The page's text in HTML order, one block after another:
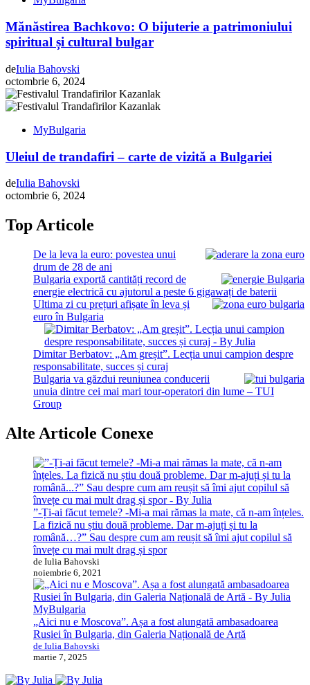
Mănăstirea Bachkovo: O bijuterie a patrimoniului
spiritual și cultural bulgar
deIulia Bahovski
octombrie 6, 2024
MyBulgaria
Uleiul de trandafiri – carte de vizită a Bulgariei
deIulia Bahovski
octombrie 6, 2024
Top Articole
De la leva la euro: povestea unui
drum de 28 de ani
Bulgaria exportă cantități record de
energie electrică cu ajutorul a peste 6 gigawați de baterii
Ultima zi cu prețuri afișate în leva și
euro în Bulgaria
Dimitar Berbatov: „Am greșit”. Lecția unui campion despre
responsabilitate, succes și curaj
Bulgaria va găzdui reuniunea conducerii
unuia dintre cei mai mari tour-operatori din lume – TUI
Group
Alte Articole Conexe
”-Ți-ai făcut temele? -Mi-a mai rămas la mate, că n-am înțeles.
La fizică nu știu două probleme. Dar m-ajuți și tu la
română…?” Sau despre cum am reușit să îmi ajut copilul să
învețe cu mai mult drag și spor
de Iulia Bahovski
noiembrie 6, 2021
MyBulgaria
„Aici nu e Moscova”. Așa a fost alungată ambasadoarea
Rusiei în Bulgaria, din Galeria Națională de Artă
de Iulia Bahovski
martie 7, 2025